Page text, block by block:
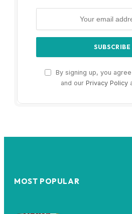
By signing up, you
and our Privacy Policy
MOST POPULAR